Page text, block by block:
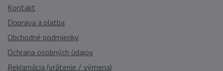
Kontakt
Doprava a platba
Obchodné podmienky
Ochrana osobných údajov
Reklamácia (vrátenie / výmena)